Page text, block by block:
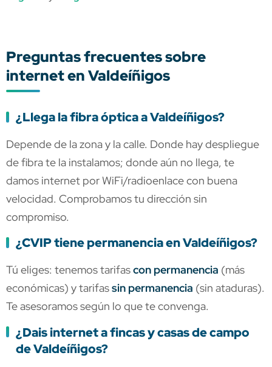
Preguntas frecuentes sobre
internet en Valdeíñigos
¿Llega la fibra óptica a Valdeíñigos?
Depende de la zona y la calle. Donde hay despliegue
de fibra te la instalamos; donde aún no llega, te
damos internet por WiFi/radioenlace con buena
velocidad. Comprobamos tu dirección sin
compromiso.
¿CVIP tiene permanencia en Valdeíñigos?
Tú eliges: tenemos tarifascon permanencia (más
económicas) y tarifassin permanencia (sin ataduras).
Te asesoramos según lo que te convenga.
¿Dais internet a fincas y casas de campo
de Valdeíñigos?